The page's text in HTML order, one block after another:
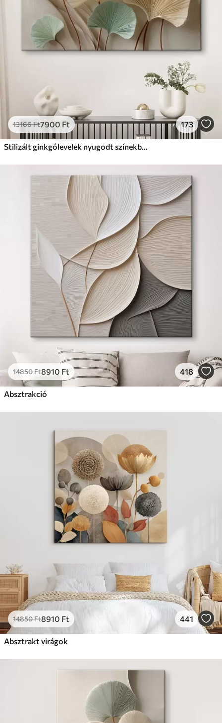
Ft
Élénk, gazdag színek
Fakulásálló
✓Biztonságos, szagtalan tinta
Eco-Prémium
Tól12405Ft
✓Élénk, gazdag színek
✓Fakulásálló
Környezetbarát anyag
13166Ft7900 Ft 173
Stilizált ginkgólevelek nyugodt színekben
14850Ft8910 Ft 418
Absztrakció
14850Ft8910 Ft 441
Absztrakt virágok